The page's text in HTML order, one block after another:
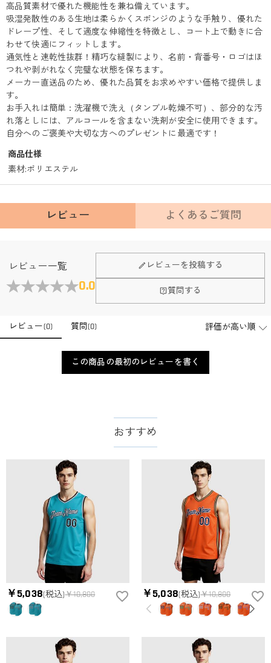
高品質素材で優れた機能性を兼ね備えています。
吸湿発散性のある生地は柔らかくスポンジのような手触り、優れた
ドレープ性、そして適度な伸縮性を特徴とし、コート上で動きに合
わせて快適にフィットします。
通気性と速乾性抜群！精巧な縫製により、名前・背番号・ロゴはほ
つれや剥がれなく完璧な状態を保ちます。
メーカー直送品のため、優れた品質をお求めやすい価格で提供しま
す。
お手入れは簡単：洗濯機で洗え（タンブル乾燥不可）、部分的な汚
れ落としには、アルコールを含まない洗剤が安全に使用できます。
自分へのご褒美や大切な方へのプレゼントに最適です！
商品仕様
素材:ポリエステル
レビュー よくあるご質問
レビュー一覧
0.0
レビューを投稿する
質問する
レビュー(0) 質問(0)
この商品の最初のレビューを書く
Fanscheerについて
会社はどこにありますか？
本社はホンコンにあります。
店舗に費やす家賃や保険、人的労力等のコストを節約して、商
品自身が値下げできるために、現在はオンラインストアのみ運
営しております。
注文後に注文の内容を変更できますか？
番号もお送りください。
支払い情報は保護されますか？
お支払い情報は高度なセキュリティで保護されております。お
客様のお支払い情報は当社のサーバーに一切保存されません。
Paypal又はクレジットカート発行会社によって処理されます。
支払い情報は保護されますか？
当社では、個人情報保護を目的としたコンプライアンスに則
り、プライバシーポリシーを定めています。お客様に安心かつ
安全にご利用いただけるよう最善の注意を払い、個人情報を厳
重に取り扱っています。 詳細は
プライバシーポリシー
確認ください。
服＆ファッション
どうやってオリジナル服をオーダーメイドします
か？
まずお気に入りのデザインを選んで、ページに表示した項目や
選択しを選んでから、カートに追加してご注文手続きをお願い
いたします。
服の印刷に色違いが出ることがありますか？
はい。ご覧になる環境（PCのモニタやスマホの画面）、商品撮
影時の照明等によりイメージ画像が実際の商品と色味が異なる
場合がございます。
どうやって自分に合うサイズを選びますか？
まずお気に入りのデザインを選んで、商品ページの画像にサイ
ズ表を参考して、自分に合うサイズをお選びください。測定方
法が異なるため、サイズに1〜2cm程度の誤差がある場合がござ
配送＆返品について
送料は配送方法によって異なります。通常配送は送料が2,520
円で、16,020円以上で無料になります。速達配送は送料が5,400
注文した商品はいつ届きますか？
おすすめ
￥5,038(税込)￥10,800 ￥5,038(税込)￥10,800